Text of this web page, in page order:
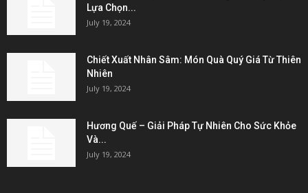
Lựa Chọn...
July 19, 2024
Chiết Xuất Nhân Sâm: Món Quà Quý Giá Từ Thiên
Nhiên
July 19, 2024
Hương Quế – Giải Pháp Tự Nhiên Cho Sức Khỏe
Và...
July 19, 2024